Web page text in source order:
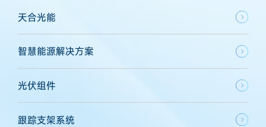
天合光能
智慧能源解决方案
光伏组件
跟踪支架系统